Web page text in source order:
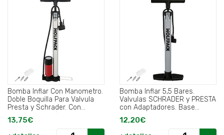
Bomba Inflar Con Manometro.
Doble Boquilla Para Valvula
Presta y Schrader. Con
Adaptadores. Ø 32 x 500
mm..
13,75€
Bomba Inflar 5,5 Bares.
Valvulas SCHRADER y PRESTA
con Adaptadores. Base
Plastico.
12,20€